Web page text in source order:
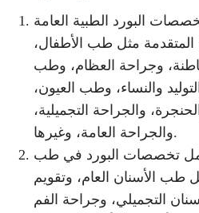
البورد الطبية العامة
مثل طب الأطفال،
وجراحة العظام، وطب
والنساء، وطب العيون،
والجراحة التجميلية،
والجراحة العامة، وغيرها.
تخصصات البورد في طب
الأسنان العام، وتقويم
التجميلي، وجراحة الفم